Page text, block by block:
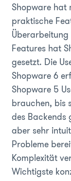
Shopware hat
praktische
Überarbeitung
Features hat
gesetzt. Die
Shopware 6
Shopware 5
brauchen, bis
des Backends
aber sehr
Probleme
Komplexität
Wichtigste